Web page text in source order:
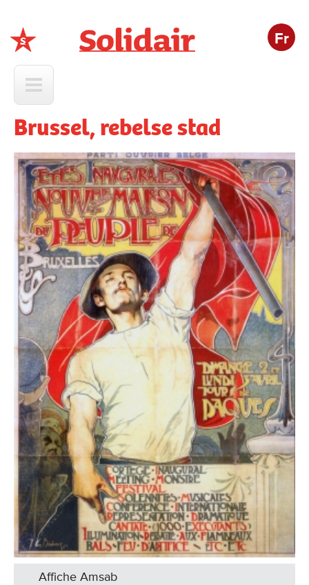
Fr
Brussel, rebelse stad
Affiche Amsab